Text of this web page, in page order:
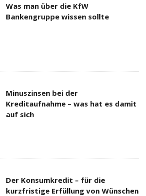
Was man über die KfW
Bankengruppe wissen sollte
Minuszinsen bei der
Kreditaufnahme – was hat es damit
auf sich
Der Konsumkredit – für die
kurzfristige Erfüllung von Wünschen